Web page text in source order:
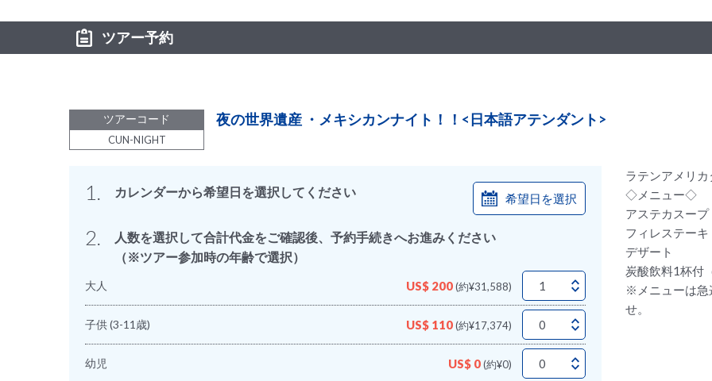
ツアー予約
ツアーコード
CUN-NIGHT
夜の世界遺産 ・メキシカンナイト！！<日本語アテンダント>
1. カレンダーから希望日を選択してください 希望日を選択
2.
人数を選択して合計代金をご確認後、予約手続きへお進みください
（※ツアー参加時の年齢で選択）
大人 US$ 200(約¥31,588)
子供(3-11歳) US$ 110(約¥17,374)
幼児 US$ 0(約¥0)
ラテンアメリ
◇メニュー◇
アステカスープ
フィレステー
デザート
炭酸飲料1杯付
※メニューは急
せ。